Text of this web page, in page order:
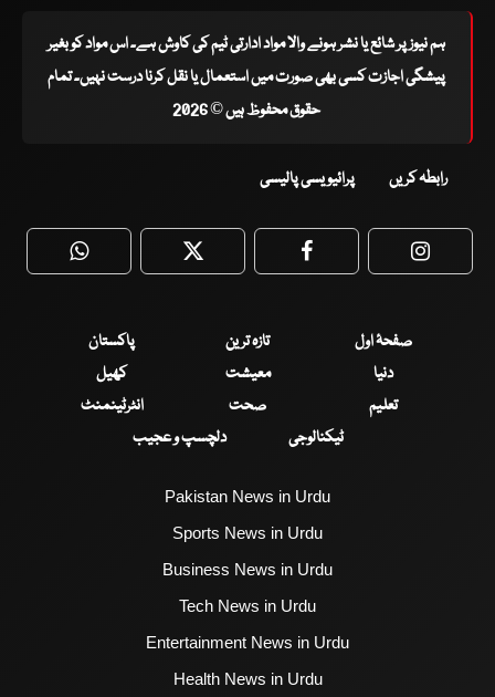
ہم نیوز پر شائع یا نشر ہونے والا مواد ادارتی ٹیم کی کاوش ہے۔ اس مواد کو بغیر
پیشگی اجازت کسی بھی صورت میں استعمال یا نقل کرنا درست نہیں۔ تمام
حقوق محفوظ ہیں © 2026
رابطہ کریں پرائیویسی پالیسی
WhatsApp Twitter Facebook
صفحۂ اول تازہ ترین
پاکستان
دنیا
معیشت
کھیل
تعلیم
صحت
انٹرٹینمنٹ
ٹیکنالوجی
دلچسپ و عجیب
Pakistan News in Urdu
Sports News in Urdu
Business News in Urdu
Tech News in Urdu
Entertainment News in Urdu
Health News in Urdu